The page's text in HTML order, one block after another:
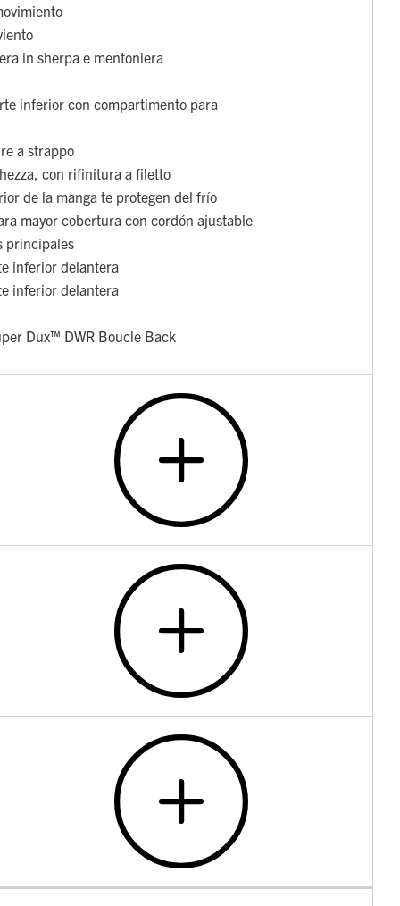
in sherpa e mentoniera
inferior con compartimento para
a strappo
con rifinitura a filetto
de la manga te protegen del frío
mayor cobertura con cordón ajustable
principales
inferior delantera
inferior delantera
Dux™ DWR Boucle Back